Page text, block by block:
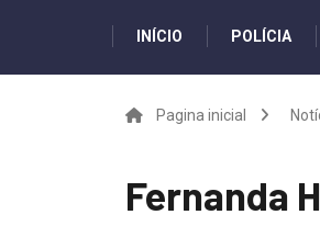
INÍCIO POLÍCIA
Pagina inicial
Fernanda